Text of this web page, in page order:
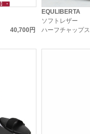
40,700円
EQULIBERTA
ソフトレザー
ハーフチャップス